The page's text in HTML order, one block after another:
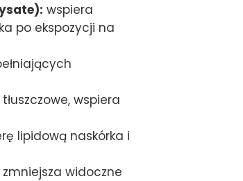
wspiera
po ekspozycji na
wspiera
lipidową naskórka i
zmniejsza widoczne